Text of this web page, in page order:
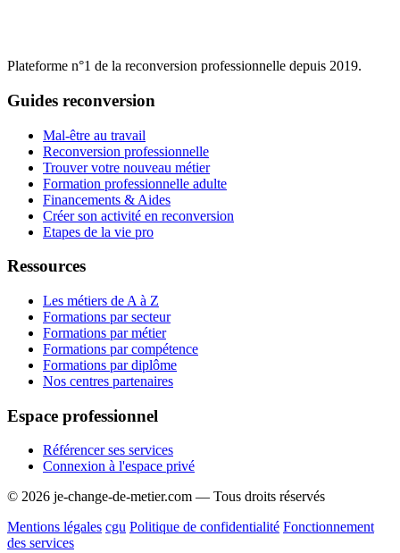
Plateforme n°1 de la reconversion professionnelle depuis 2019.
Guides reconversion
Mal-être au travail
Reconversion professionnelle
Trouver votre nouveau métier
Formation professionnelle adulte
Financements & Aides
Créer son activité en reconversion
Etapes de la vie pro
Ressources
Les métiers de A à Z
Formations par secteur
Formations par métier
Formations par compétence
Formations par diplôme
Nos centres partenaires
Espace professionnel
Référencer ses services
Connexion à l'espace privé
© 2026 je-change-de-metier.com — Tous droits réservés
Mentions légales cgu Politique de confidentialité Fonctionnement
des services